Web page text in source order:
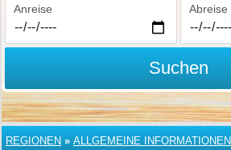
Anreise Abreise
Suchen
REGIONEN » ALLGEMEINE INFORMATIONEN